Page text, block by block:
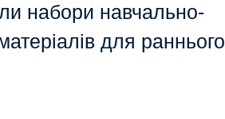
набори навчально-
для раннього